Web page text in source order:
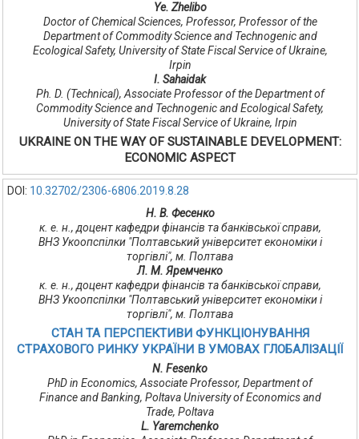
Ye. Zhelibo
Doctor of Chemical Sciences, Professor, Professor of the
Department of Сommodity Science and Technogenic and
Ecological Safety, University of State Fiscal Service of Ukraine,
Irpin
I. Sahaidak
Ph. D. (Technical), Associate Professor of the Department of
Сommodity Science and Technogenic and Ecological Safety,
University of State Fiscal Service of Ukraine, Irpin
UKRAINE ON THE WAY OF SUSTAINABLE DEVELOPMENT:
ЕCONOMIC ASPECT
DOI: 10.32702/2306-6806.2019.8.28
Н. В. Фесенко
к. е. н., доцент кафедри фінансів та банківської справи,
ВНЗ Укоопспілки "Полтавський університет економіки і
торгівлі", м. Полтава
Л. М. Яремченко
к. е. н., доцент кафедри фінансів та банківської справи,
ВНЗ Укоопспілки "Полтавський університет економіки і
торгівлі", м. Полтава
СТАН ТА ПЕРСПЕКТИВИ ФУНКЦІОНУВАННЯ
СТРАХОВОГО РИНКУ УКРАЇНИ В УМОВАХ ГЛОБАЛІЗАЦІЇ
N. Fesenko
PhD in Economics, Associate Professor, Department of
Finance and Banking, Poltava University of Economics and
Trade, Poltava
L. Yaremchenko